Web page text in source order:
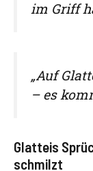
im Griff
„Auf
– es
Glatteis
schmilzt